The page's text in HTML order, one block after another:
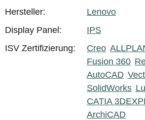
Hersteller:
Lenovo
Display Panel:
IPS
ISV Zertifizierung:
Creo
Fusion 360
AutoCAD
SolidWorks
CATIA
ArchiCAD